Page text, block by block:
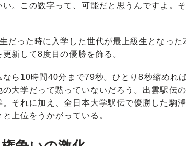
い。この数字って、可能だと思うんですよ。
だった時に入学した世代が最上級生となっ
新して8度目の優勝を飾る。
ら10時間40分まで79秒。ひとり8秒縮めれ
の大学だって黙っていないだろう。出雲駅伝
。それに加え、全日本大学駅伝で優勝した駒
上位をうかがっている。